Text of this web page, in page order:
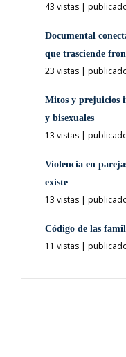
43 vistas |
Documental
que trasciende
23 vistas |
Mitos y prejuicios
y bisexuales
13 vistas |
Violencia en
existe
13 vistas |
Código de las
11 vistas |